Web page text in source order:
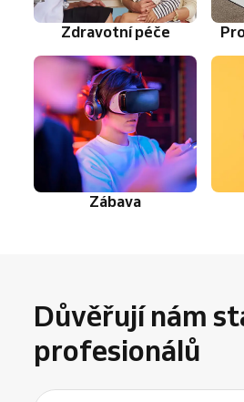
Zdravotní péče
Zábava
Důvěřují nám
profesionálů